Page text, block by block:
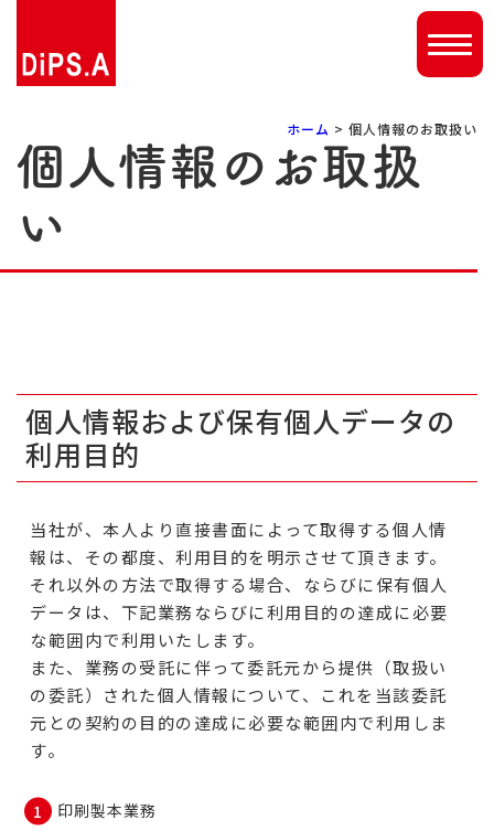
ホーム > 個人情報のお取扱い
個人情報のお取扱
い
個人情報および保有個人データの
利用目的
当社が、本人より直接書面によって取得する個人情
報は、その都度、利用目的を明示させて頂きます。
それ以外の方法で取得する場合、ならびに保有個人
データは、下記業務ならびに利用目的の達成に必要
な範囲内で利用いたします。
また、業務の受託に伴って委託元から提供（取扱い
の委託）された個人情報について、これを当該委託
元との契約の目的の達成に必要な範囲内で利用しま
す。
印刷製本業務